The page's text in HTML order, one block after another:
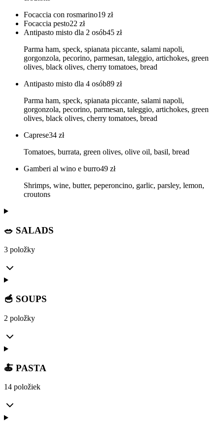
Focaccia con rosmarino19 zł
Focaccia pesto22 zł
Antipasto misto dla 2 osób45 zł
Parma ham, speck, spianata piccante, salami napoli,
gorgonzola, pecorino, parmesan, taleggio, artichokes, green
olives, black olives, cherry tomatoes, bread
Antipasto misto dla 4 osób89 zł
Parma ham, speck, spianata piccante, salami napoli,
gorgonzola, pecorino, parmesan, taleggio, artichokes, green
olives, black olives, cherry tomatoes, bread
Caprese34 zł
Tomatoes, burrata, green olives, olive oil, basil, bread
Gamberi al wino e burro49 zł
Shrimps, wine, butter, peperoncino, garlic, parsley, lemon,
croutons
🥗 SALADS
3 položky
🥣 SOUPS
2 položky
🍝 PASTA
14 položiek